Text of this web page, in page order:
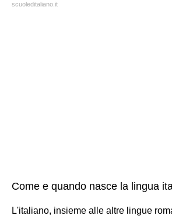
scuoleditaliano.it
Come e quando nasce la lingua
L'italiano, insieme alle altre lingue